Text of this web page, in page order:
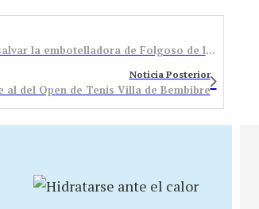
El Juez de la Mata nombra un administrador judicial con el objetivo de salvar la embotelladora de Folgoso de la Ribera
Noticia Posterior
al del Open de Tenis Villa de Bembibre